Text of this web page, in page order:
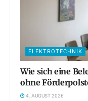
ELEKTROTECHNIK
Wie sich eine
ohne
4. AUGUST 2026